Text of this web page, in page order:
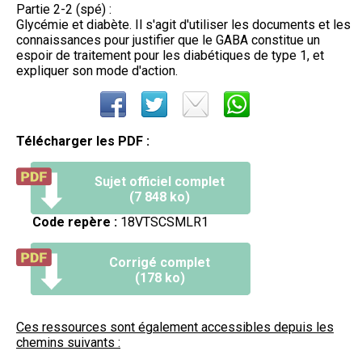
Partie 2-2 (spé) :
Glycémie et diabète. Il s'agit d'utiliser les documents et les
connaissances pour justifier que le GABA constitue un
espoir de traitement pour les diabétiques de type 1, et
expliquer son mode d'action.
Télécharger les PDF :
Sujet officiel complet
(7 848 ko)
Code repère : 18VTSCSMLR1
Corrigé complet
(178 ko)
Ces ressources sont également accessibles depuis les
chemins suivants :